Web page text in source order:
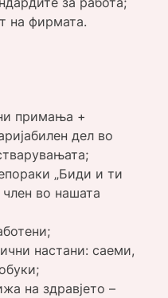
на фирмата.
примања +
дел во
„Биди и ти
во нашата
настани: саеми,
на здравјето –